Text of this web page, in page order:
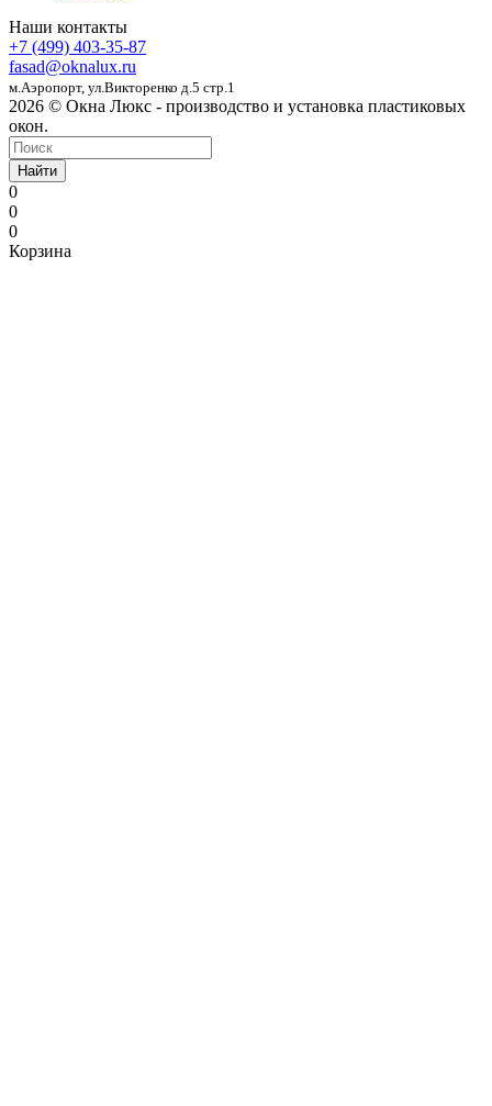
Наши контакты
+7 (499) 403-35-87
fasad@oknalux.ru
м.Аэропорт, ул.Викторенко д.5 стр.1
2026 © Окна Люкс - производство и установка пластиковых
окон.
Найти
0
0
0
Корзина